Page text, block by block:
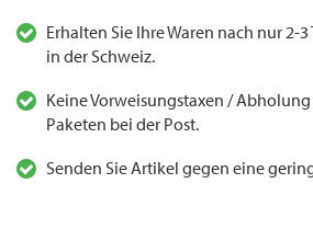
Erhalten Sie Ihre Waren nach nur 2-
in der Schweiz.
Keine Vorweisungstaxen /
Paketen bei der Post.
Senden Sie Artikel gegen eine